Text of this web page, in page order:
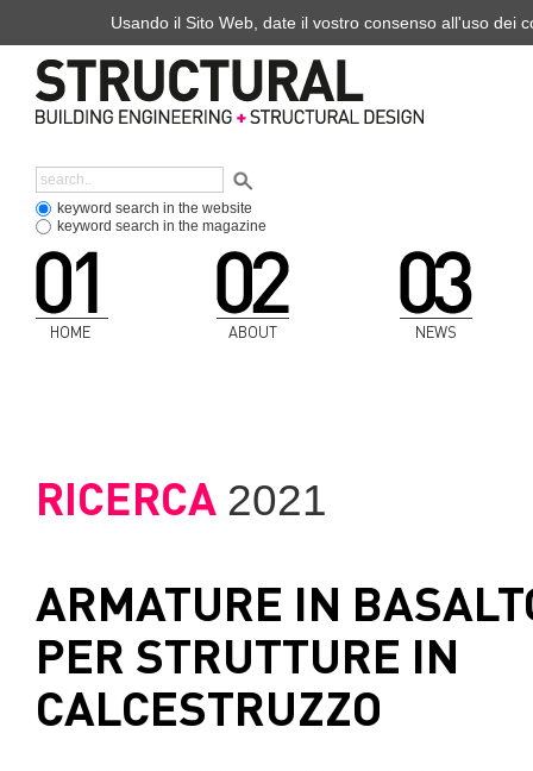
keyword search in the website
keyword search in the magazine
HOME ABOUT NEWS
RICERCA 2021
ARMATURE IN
PER STRUTTURE IN
CALCESTRUZZO
Usando il Sito Web, date il vostro consenso all'uso